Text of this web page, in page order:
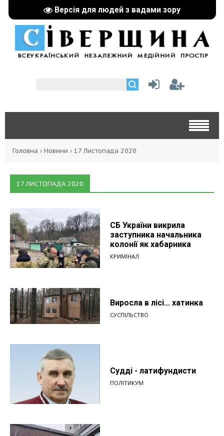
Версія для людей з вадами зору
Головна › Новини › 17 Листопада 2020
17 ЛИСТОПАДА 2020
СБ України викрила
заступника начальника
колонії як хабарника
КРИМІНАЛ
Виросла в лісі... хатинка
СУСПІЛЬСТВО
Судді - латифундисти
ПОЛІТИКУМ